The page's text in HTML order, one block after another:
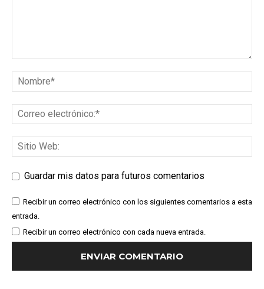
Guardar mis datos para futuros comentarios
Recibir un correo electrónico con los siguientes comentarios a esta
entrada.
Recibir un correo electrónico con cada nueva entrada.